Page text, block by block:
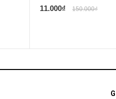
11.000₫ 150.000₫